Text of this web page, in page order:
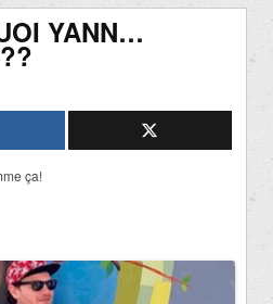
YANN…
ça!